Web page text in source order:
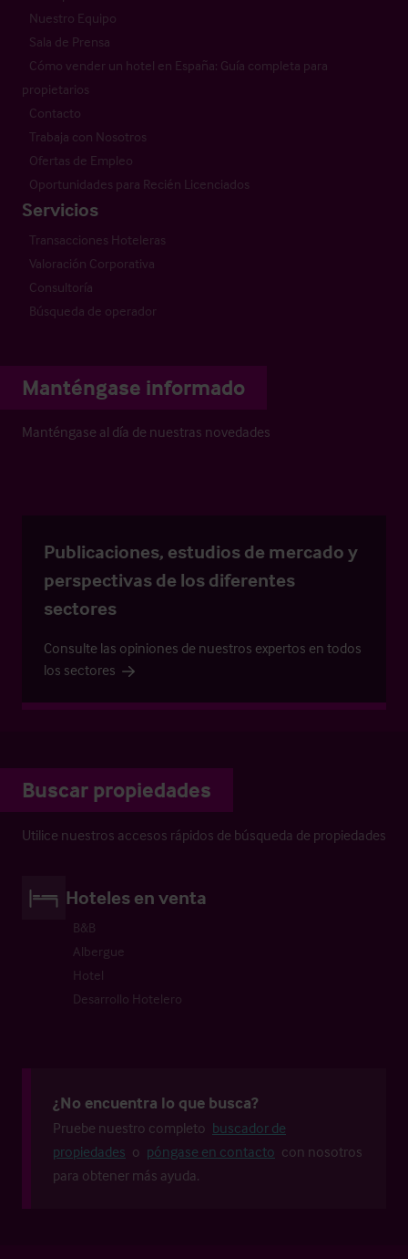
Nuestro Equipo
Sala de Prensa
Cómo vender un hotel en España: Guía completa para
propietarios
Contacto
Trabaja con Nosotros
Ofertas de Empleo
Oportunidades para Recién Licenciados
Servicios
Transacciones Hoteleras
Valoración Corporativa
Consultoría
Búsqueda de operador
Manténgase informado
Manténgase al día de nuestras novedades
Publicaciones, estudios de mercado y
perspectivas de los diferentes
sectores
Consulte las opiniones de nuestros expertos en todos
los sectores
Buscar propiedades
Utilice nuestros accesos rápidos de búsqueda de propiedades
Hoteles en venta
B&B
Albergue
Hotel
Desarrollo Hotelero
¿No encuentra lo que busca?
Pruebe nuestro completo buscador de
propiedades o póngase en contacto con nosotros
para obtener más ayuda.